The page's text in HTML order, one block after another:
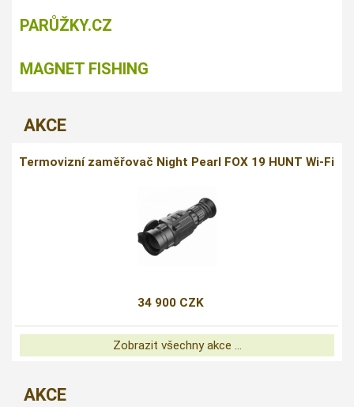
PARŮŽKY.CZ
MAGNET FISHING
AKCE
Termovizní zaměřovač Night Pearl FOX 19 HUNT Wi-Fi
34 900 CZK
Zobrazit všechny akce ...
AKCE